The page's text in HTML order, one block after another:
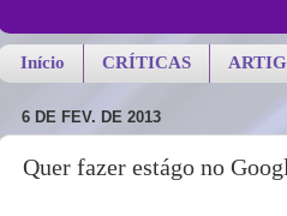
Início CRÍTICAS
6 DE FEV. DE 2013
Quer fazer estágo no